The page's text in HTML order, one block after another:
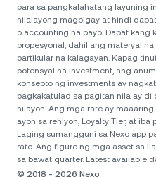
para sa pangkalahatang layuning
nilalayong magbigay at hindi
o accounting na payo. Dapat kang
propesyonal, dahil ang materyal
partikular na kalagayan. Kapag
potensyal na investment, ang
konsepto ng investments ay
pagkakatulad sa pagitan nila ay
nilayon. Ang mga rate ay
ayon sa rehiyon, Loyalty Tier, at
Laging sumangguni sa Nexo app
rate. Ang figure ng mga asset sa
sa bawat quarter. Latest available
© 2018 - 2026 Nexo